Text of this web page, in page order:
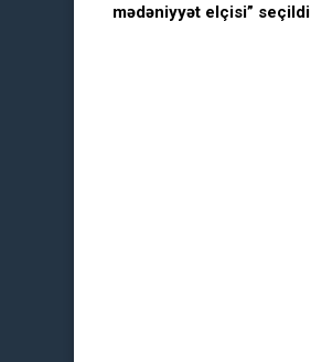
mədəniyyət elçisi” seçildi